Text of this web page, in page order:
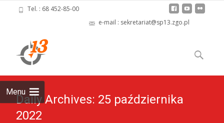
Tel. : 68 452-85-00
e-mail : sekretariat@sp13.zgo.pl
Menu
to
content
Szukaj:
Daily Archives: 25 października
2022